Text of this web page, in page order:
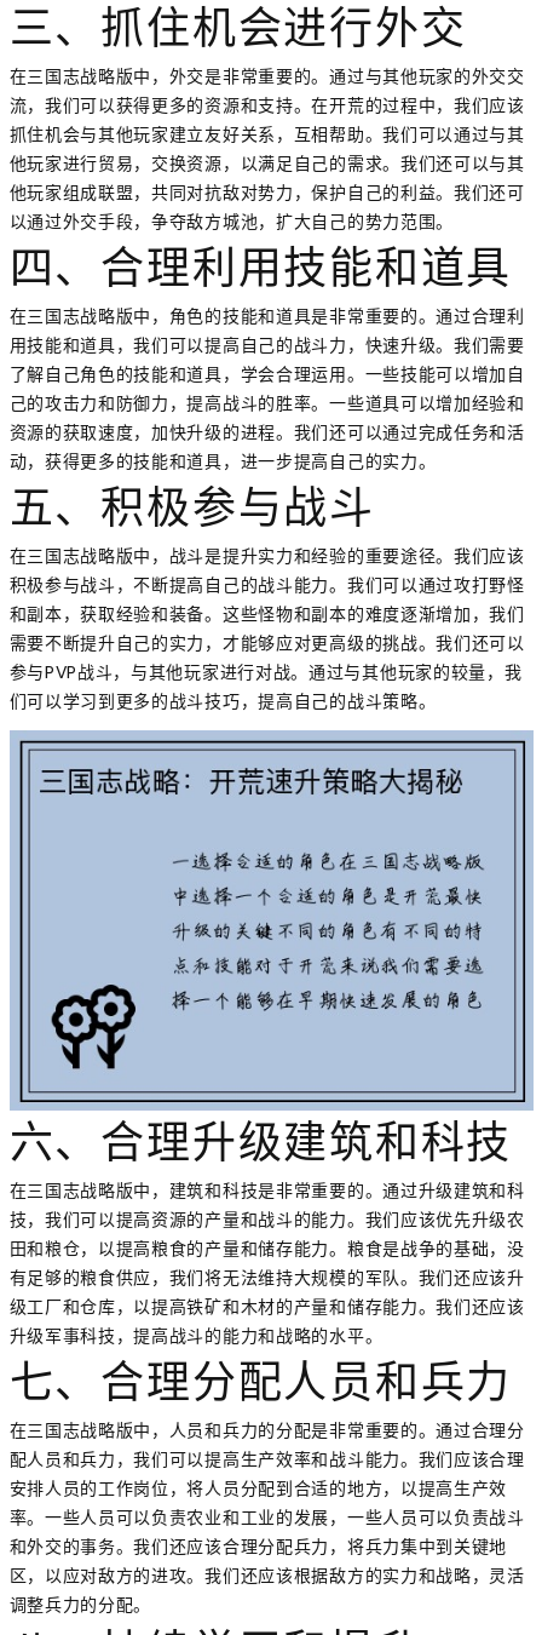
三、抓住机会进行外交
在三国志战略版中，外交是非常重要的。通过与其他玩家的外交交
流，我们可以获得更多的资源和支持。在开荒的过程中，我们应该
抓住机会与其他玩家建立友好关系，互相帮助。我们可以通过与其
他玩家进行贸易，交换资源，以满足自己的需求。我们还可以与其
他玩家组成联盟，共同对抗敌对势力，保护自己的利益。我们还可
以通过外交手段，争夺敌方城池，扩大自己的势力范围。
四、合理利用技能和道具
在三国志战略版中，角色的技能和道具是非常重要的。通过合理利
用技能和道具，我们可以提高自己的战斗力，快速升级。我们需要
了解自己角色的技能和道具，学会合理运用。一些技能可以增加自
己的攻击力和防御力，提高战斗的胜率。一些道具可以增加经验和
资源的获取速度，加快升级的进程。我们还可以通过完成任务和活
动，获得更多的技能和道具，进一步提高自己的实力。
五、积极参与战斗
在三国志战略版中，战斗是提升实力和经验的重要途径。我们应该
积极参与战斗，不断提高自己的战斗能力。我们可以通过攻打野怪
和副本，获取经验和装备。这些怪物和副本的难度逐渐增加，我们
需要不断提升自己的实力，才能够应对更高级的挑战。我们还可以
参与PVP战斗，与其他玩家进行对战。通过与其他玩家的较量，我
们可以学习到更多的战斗技巧，提高自己的战斗策略。
六、合理升级建筑和科技
在三国志战略版中，建筑和科技是非常重要的。通过升级建筑和科
技，我们可以提高资源的产量和战斗的能力。我们应该优先升级农
田和粮仓，以提高粮食的产量和储存能力。粮食是战争的基础，没
有足够的粮食供应，我们将无法维持大规模的军队。我们还应该升
级工厂和仓库，以提高铁矿和木材的产量和储存能力。我们还应该
升级军事科技，提高战斗的能力和战略的水平。
七、合理分配人员和兵力
在三国志战略版中，人员和兵力的分配是非常重要的。通过合理分
配人员和兵力，我们可以提高生产效率和战斗能力。我们应该合理
安排人员的工作岗位，将人员分配到合适的地方，以提高生产效
率。一些人员可以负责农业和工业的发展，一些人员可以负责战斗
和外交的事务。我们还应该合理分配兵力，将兵力集中到关键地
区，以应对敌方的进攻。我们还应该根据敌方的实力和战略，灵活
调整兵力的分配。